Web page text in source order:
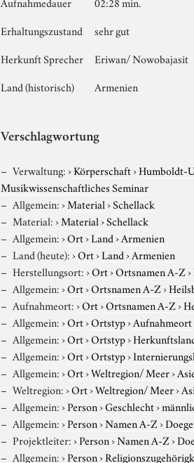
Erhaltungszustand
sehr gut
Herkunft Sprecher
Eriwan/ Nowobajasit
Land (historisch)
Armenien
Verschlagwortung
Verwaltung:›Körperschaft›Humboldt-
Musikwissenschaftliches Seminar
Allgemein:›Material›Schellack
Material:›Material›Schellack
Allgemein:›Ort›Land›Armenien
Land (heute):›Ort›Land›Armenien
Herstellungsort:›Ort›Ortsnamen A-Z›
Allgemein:›Ort›Ortsnamen A-Z›
Aufnahmeort:›Ort›Ortsnamen A-Z›
Allgemein:›Ort›Ortstyp›Aufnahmeort
Allgemein:›Ort›Ortstyp›
Allgemein:›Ort›Ortstyp›
Allgemein:›Ort›Weltregion/ Meer›
Weltregion:›Ort›Weltregion/ Meer›
Allgemein:›Person›Geschlecht›
Allgemein:›Person›Namen A-Z›
Projektleiter:›Person›Namen A-Z›
Allgemein:›Person›